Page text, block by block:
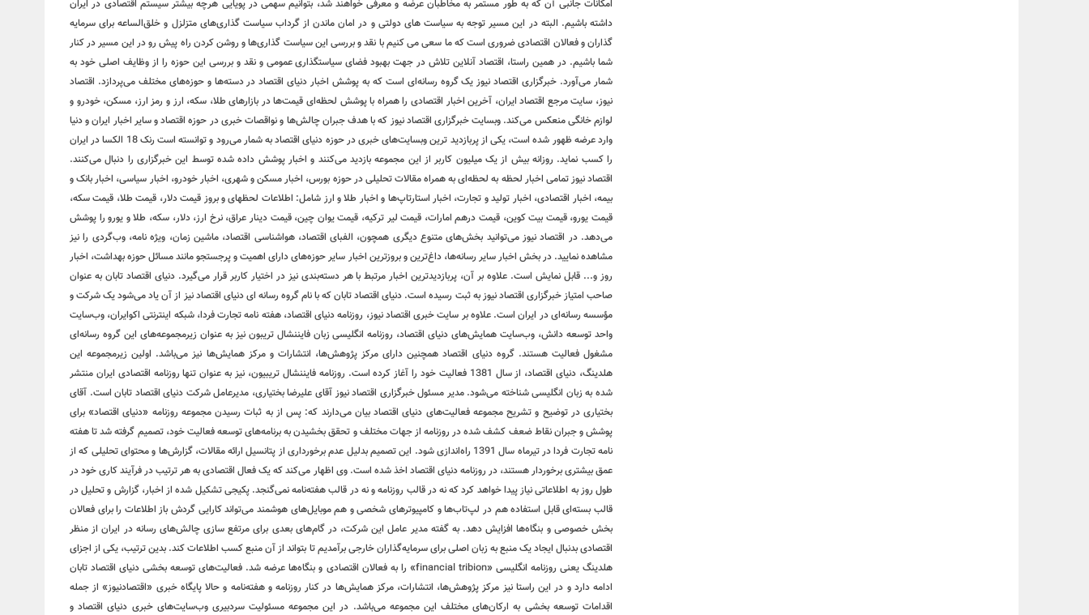
امکانات جانبی آن که به طور مستمر به مخاطبان عرضه و معرفی خواهند شد، بتوانیم سهمی در پویایی هرچه بیشتر سیستم اقتصادی در ایران
داشته باشیم. البته در این مسیر توجه به سیاست های دولتی و در امان ماندن از گرداب سیاست گذاری‌های متزلزل و خلق‌الساعه برای سرمایه
گذاران و فعالان اقتصادی ضروری است که ما سعی می کنیم با نقد و بررسی این سیاست گذاری‌ها و روشن کردن راه پیش رو در این مسیر در کنار
شما باشیم. در همین راستا، اقتصاد آنلاین تلاش در جهت بهبود فضای سیاستگذاری عمومی و نقد و بررسی این حوزه را از وظایف اصلی خود به
شمار می‌آورد. خبرگزاری اقتصاد نیوز یک گروه رسانه‌ای است که به پوشش اخبار دنیای اقتصاد در دسته‌ها و حوزه‌های مختلف می‌پردازد. اقتصاد
نیوز، سایت مرجع اقتصاد ایران، آخرین اخبار اقتصادی را همراه با پوشش لحظه‌ای قیمت‌ها در بازارهای طلا، سکه، ارز و رمز ارز، مسکن، خودرو و
لوازم خانگی منعکس می‌کند. وبسایت خبرگزاری اقتصاد نیوز که با هدف جبران چالش‌ها و نواقصات خبری در حوزه اقتصاد و سایر اخبار ایران و دنیا
وارد عرضه ظهور شده است، یکی از پربازدید ترین وبسایت‌های خبری در حوزه دنیای اقتصاد به شمار می‌رود و توانسته است رنک 18 الکسا در ایران
را کسب نماید. روزانه بیش از یک میلیون کاربر از این مجموعه بازدید می‌کنند و اخبار پوشش داده شده توسط این خبرگزاری را دنبال می‌کنند.
اقتصاد نیوز تمامی اخبار لحظه به لحظه‌ای به همراه مقالات تحلیلی در حوزه بورس، اخبار مسکن و شهری، اخبار خودرو، اخبار سیاسی، اخبار بانک و
بیمه، اخبار اقتصادی، اخبار تولید و تجارت، اخبار استارتاپ‌ها و اخبار طلا و ارز شامل: اطلاعات لحظهای و بروز قیمت دلار، قیمت طلا، قیمت سکه،
قیمت یورو، قیمت بیت کوین، قیمت درهم امارات، قیمت لیر ترکیه، قیمت یوان چین، قیمت دینار عراق، نرخ ارز، دلار، سکه، طلا و یورو را پوشش
می‌دهد. در اقتصاد نیوز می‌توانید بخش‌های متنوع دیگری همچون، الفبای اقتصاد، هواشناسی اقتصاد، ماشین زمان، ویژه نامه، وب‌گردی را نیز
مشاهده نمایید. در بخش اخبار سایر رسانه‌ها، داغ‌ترین و بروزترین اخبار سایر حوزه‌های دارای اهمیت و پرجستجو مانند مسائل حوزه بهداشت، اخبار
روز و... قابل نمایش است. علاوه بر آن، پربازدیدترین اخبار مرتبط با هر دسته‌بندی نیز در اختیار کاربر قرار می‌گیرد. دنیای اقتصاد تابان به عنوان
صاحب امتیاز خبرگزاری اقتصاد نیوز به ثبت رسیده است. دنیای اقتصاد تابان که با نام گروه رسانه ای دنیای اقتصاد نیز از آن یاد می‌شود یک شرکت و
مؤسسه رسانه‌ای در ایران است. علاوه بر سایت خبری اقتصاد نیوز، روزنامه دنیای اقتصاد، هفته ‌نامه تجارت فردا، شبکه اینترنتی اکوایران، وب‌سایت
واحد توسعه دانش، وب‌سایت همایش‌های دنیای اقتصاد، روزنامه انگلیسی ‌زبان فایننشال تریبون نیز به عنوان زیرمجموعه‌های این گروه رسانه‌ای
مشغول فعالیت هستند. گروه دنیای اقتصاد همچنین دارای مرکز پژوهش‌ها، انتشارات و مرکز همایش‌ها نیز می‌باشد. اولین زیرمجموعه این
هلدینگ، دنیای اقتصاد، از سال 1381 فعالیت خود را آغاز کرده است. روزنامه فایننشال تریبیون، نیز به عنوان تنها روزنامه اقتصادی ایران منتشر
شده به زبان انگلیسی شناخته می‌شود. مدیر مسئول خبرگزاری اقتصاد نیوز آقای علیرضا بختیاری، مدیرعامل شرکت دنیای اقتصاد تابان است. آقای
بختیاری در توضیح و تشریح مجموعه فعالیت‌های دنیای اقتصاد بیان می‌دارند که: پس از به ثبات رسیدن مجموعه روزنامه «دنیای اقتصاد» برای
پوشش و جبران نقاط ضعف کشف شده در روزنامه از جهات مختلف و تحقق بخشیدن به برنامه‌های توسعه فعالیت خود، تصمیم گرفته شد تا هفته
نامه تجارت فردا در تیرماه سال 1391 راه‌اندازی شود. این تصمیم بدلیل عدم برخورداری از پتانسیل ارائه مقالات، گزارش‌ها و محتوای تحلیلی که از
عمق بیشتری برخوردار هستند، در روزنامه دنیای اقتصاد اخذ شده است. وی اظهار می‌کند که یک فعال اقتصادی به هر ترتیب در فرآیند کاری خود در
طول روز به اطلاعاتی نیاز پیدا خواهد کرد که نه در قالب روزنامه و نه در قالب هفته‌نامه نمی‌گنجد. پکیجی تشکیل شده از اخبار، گزارش و تحلیل در
قالب بسته‌ای قابل استفاده هم در لپ‌تاب‌ها و کامپیوترهای شخصی و هم موبایل‌های هوشمند می‌تواند کارایی گردش باز اطلاعات را برای فعالان
بخش خصوصی و بنگاه‌ها افزایش دهد. به گفته مدیر عامل این شرکت، در گام‌های بعدی برای مرتفع سازی چالش‌های رسانه در ایران از منظر
اقتصادی بدنبال ایجاد یک منبع به زبان اصلی برای سرمایه‌گذاران خارجی برآمدیم تا بتواند از آن منبع کسب اطلاعات کند. بدین ترتیب، یکی از اجزای
هلدینگ یعنی روزنامه انگلیسی «financial tribion» را به فعالان اقتصادی و بنگاه‌ها عرضه شد. فعالیت‌های توسعه بخشی دنیای اقتصاد تابان
ادامه دارد و در این راستا نیز مرکز پژوهش‌ها، انتشارات، مرکز همایش‌ها در کنار روزنامه و هفته‌نامه و حالا پایگاه خبری «اقتصادنیوز» از جمله
اقدامات توسعه بخشی به ارکان‌های مختلف این مجموعه می‌باشد. در این مجموعه مسئولیت سردبیری وب‌سایت‌های خبری دنیای اقتصاد و